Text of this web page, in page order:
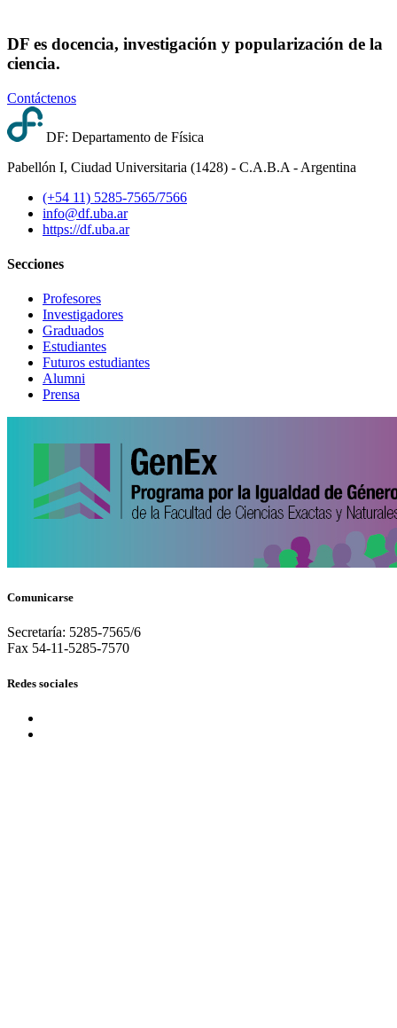
DF es docencia, investigación y popularización de la
ciencia.
Contáctenos
DF: Departamento de Física
Pabellón I, Ciudad Universitaria (1428) - C.A.B.A - Argentina
(+54 11) 5285-7565/7566
info@df.uba.ar
https://df.uba.ar
Secciones
Profesores
Investigadores
Graduados
Estudiantes
Futuros estudiantes
Alumni
Prensa
Comunicarse
Secretaría: 5285-7565/6
Fax 54-11-5285-7570
Redes sociales